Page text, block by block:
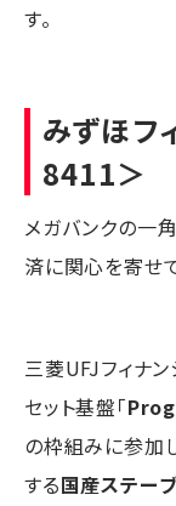
す。
みずほフ
8411＞
メガバンクの一
済に関心を寄せ
三菱UFJフィナ
セット基盤「
の枠組みに参加
する国産ステー